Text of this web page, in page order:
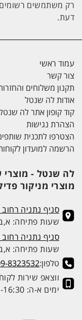
רק משתמשים רשומים
דעת.
עמוד ראשי
צור קשר
תקנון משלוחים
אודות לה שנטל
קוד קופון אתר לה
הצהרת נגישות
הצטרפו לתכנית
הרשמה למועדון
לה שנטל - מוצרי
מוצרי מניקור
סניף נתניה רחוב
שעות פתיחה: א,ב,ד,ה : 9:00-15:00,
סניף נתניה רחוב
שעות פתיחה: א,ב,ד,ה : 9:00-18:00,
טלפון:8323532
ווצאפ שירות
ימים א-ה: 9:00-16:30